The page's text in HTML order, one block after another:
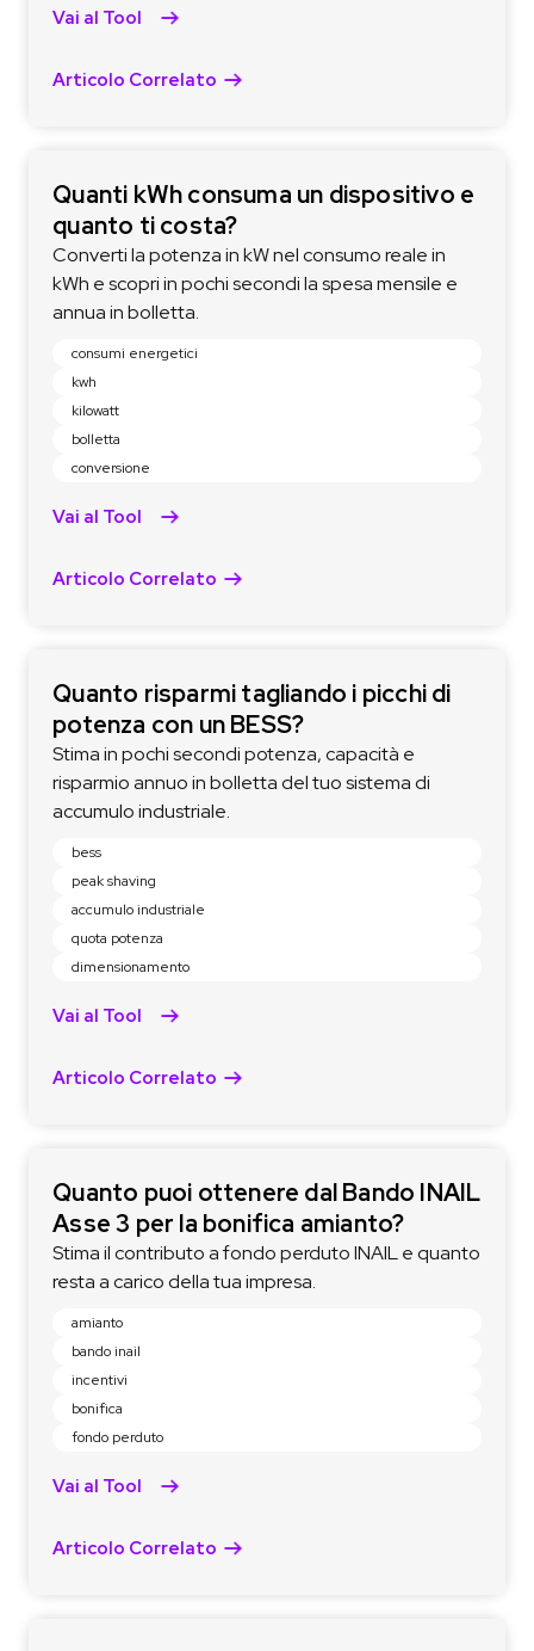
Vai al Tool
Articolo Correlato
Quanti kWh consuma un dispositivo e
quanto ti costa?
Converti la potenza in kW nel consumo reale in
kWh e scopri in pochi secondi la spesa mensile e
annua in bolletta.
consumi energetici
kwh
kilowatt
bolletta
conversione
Vai al Tool
Articolo Correlato
Quanto risparmi tagliando i picchi di
potenza con un BESS?
Stima in pochi secondi potenza, capacità e
risparmio annuo in bolletta del tuo sistema di
accumulo industriale.
bess
peak shaving
accumulo industriale
quota potenza
dimensionamento
Vai al Tool
Articolo Correlato
Quanto puoi ottenere dal Bando INAIL
Asse 3 per la bonifica amianto?
Stima il contributo a fondo perduto INAIL e quanto
resta a carico della tua impresa.
amianto
bando inail
incentivi
bonifica
fondo perduto
Vai al Tool
Articolo Correlato